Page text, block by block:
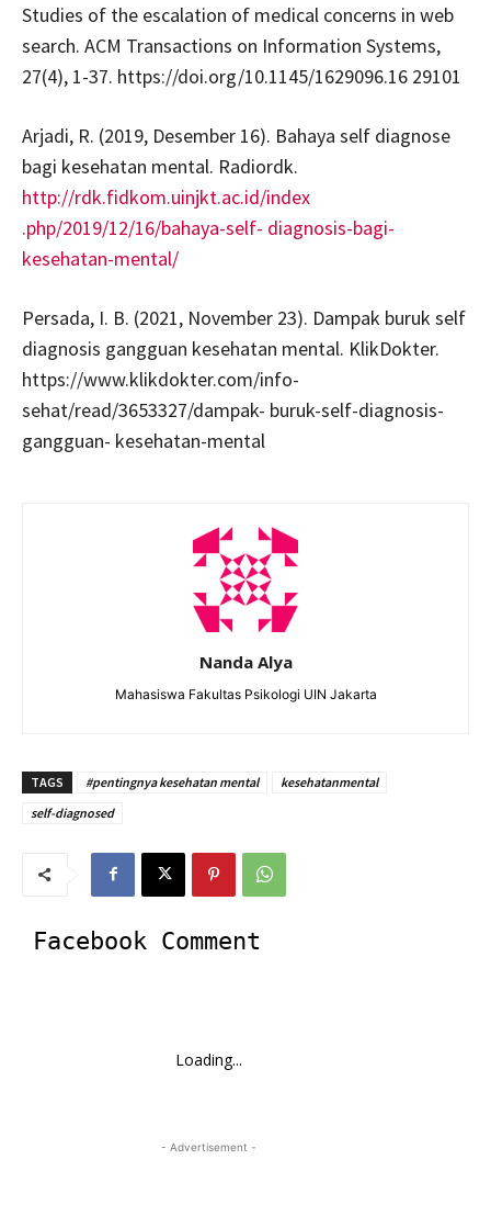
Studies of the escalation of medical concerns in web
search. ACM Transactions on Information Systems,
27(4), 1-37. https://doi.org/10.1145/1629096.16 29101
Arjadi, R. (2019, Desember 16). Bahaya self diagnose
bagi kesehatan mental. Radiordk.
http://rdk.fidkom.uinjkt.ac.id/index
.php/2019/12/16/bahaya-self- diagnosis-bagi-
kesehatan-mental/
Persada, I. B. (2021, November 23). Dampak buruk self
diagnosis gangguan kesehatan mental. KlikDokter.
https://www.klikdokter.com/info-
sehat/read/3653327/dampak- buruk-self-diagnosis-
gangguan- kesehatan-mental
Nanda Alya
Mahasiswa Fakultas Psikologi UIN Jakarta
TAGS #pentingnya kesehatan mental
kesehatanmental
self-diagnosed
Facebook Comment
Loading...
- Advertisement -